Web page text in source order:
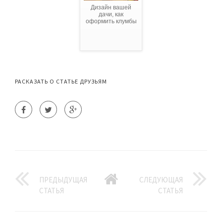
Дизайн вашей
дачи, как
оформить клумбы
РАСКАЗАТЬ О СТАТЬЕ ДРУЗЬЯМ
ПРЕДЫДУЩАЯ
СТАТЬЯ
СЛЕДУЮЩАЯ
СТАТЬЯ